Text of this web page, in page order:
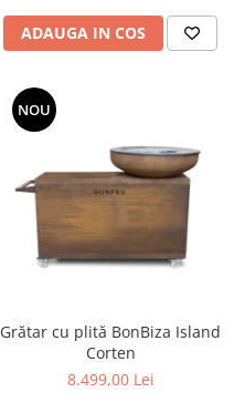
ADAUGA IN COS
NOU
Grătar cu plită BonBiza Island
Corten
8.499,00 Lei